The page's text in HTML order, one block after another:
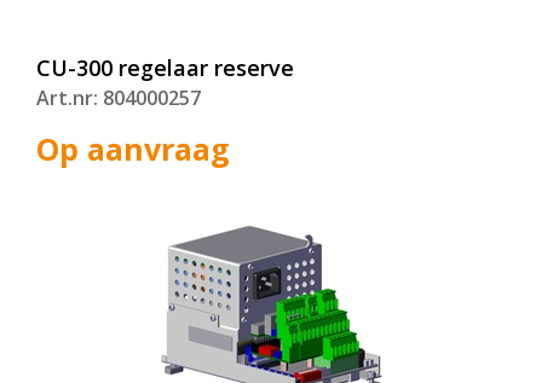
CU-300 regelaar reserve
Art.nr: 804000257
Op aanvraag